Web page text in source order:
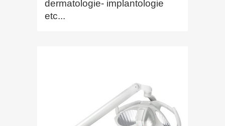
dermatologie- implantologie
etc...